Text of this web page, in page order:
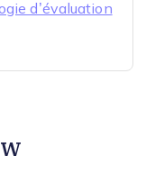
d’évaluation